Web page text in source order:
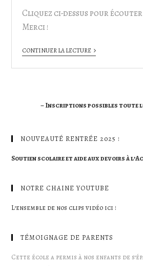
Cliquez ci-dessus pour
Merci !
CONTINUER LA LECTURE
– Inscriptions possibles toute
NOUVEAUTÉ RENTRÉE 2025 !
Soutien scolaire et aide aux devoirs à
NOTRE CHAINE YOUTUBE
L’ensemble de nos clips vidéo ici !
TÉMOIGNAGE DE PARENTS
Cette école a permis à nos enfants de